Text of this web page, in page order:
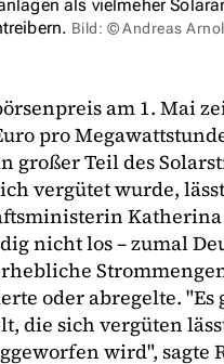
als vielmeher
Bild: © Andreas
am 1. Mai
pro
großer Teil des
vergütet wurde, lässt
Katherina
nicht los – zumal
oder abregelte. "Es
die sich vergüten
wird", sagte